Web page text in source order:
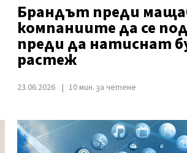
Брандът преди
компаниите да се
преди да натиснат
растеж
23.06.2026 10 мин. за четене